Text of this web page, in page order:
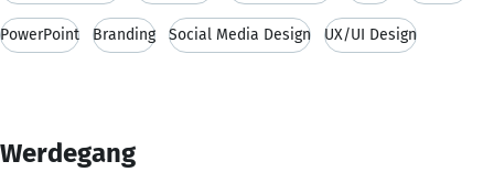
PowerPoint Branding Social Media Design UX/UI Design
Werdegang